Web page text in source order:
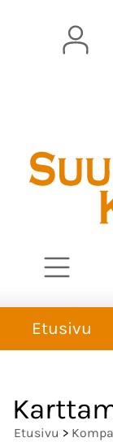
Etusivu
Etusivu >